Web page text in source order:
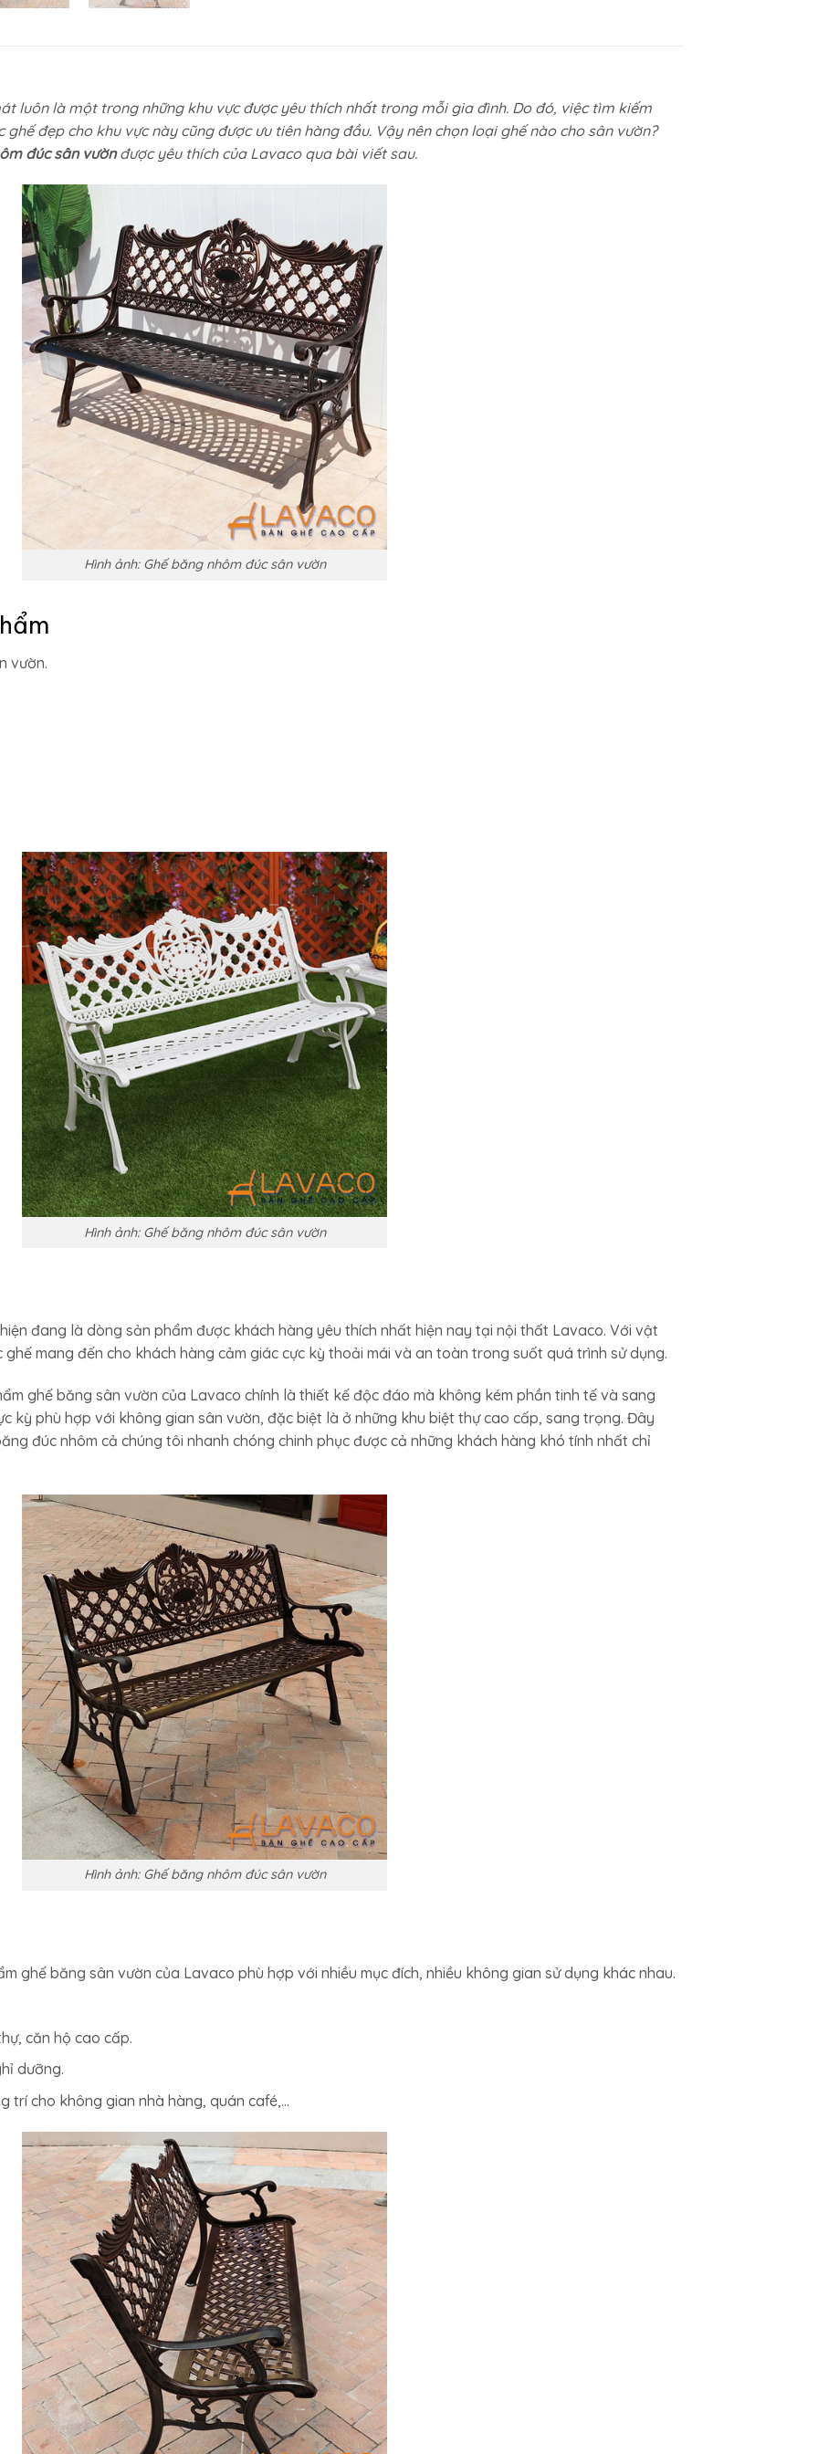
luôn là một trong những khu vực được yêu thích nhất trong mỗi gia đình. Do đó, việc tìm kiếm
đẹp cho khu vực này cũng được ưu tiên hàng đầu. Vậy nên chọn loại ghế nào cho sân vườn?
đúc sân vườnđược yêu thích của Lavaco qua bài viết sau.
Hình ảnh: Ghế băng nhôm đúc sân vườn
vườn.
Hình ảnh: Ghế băng nhôm đúc sân vườn
đang là dòng sản phẩm được khách hàng yêu thích nhất hiện nay tại nội thất Lavaco. Với vật
ghế mang đến cho khách hàng cảm giác cực kỳ thoải mái và an toàn trong suốt quá trình sử dụng.
ghế băng sân vườn của Lavaco chính là thiết kế độc đáo mà không kém phần tinh tế và sang
kỳ phù hợp với không gian sân vườn, đặc biệt là ở những khu biệt thự cao cấp, sang trọng. Đây
đúc nhôm cả chúng tôi nhanh chóng chinh phục được cả những khách hàng khó tính nhất chỉ
Hình ảnh: Ghế băng nhôm đúc sân vườn
ghế băng sân vườn của Lavaco phù hợp với nhiều mục đích, nhiều không gian sử dụng khác nhau.
căn hộ cao cấp.
dưỡng.
trí cho không gian nhà hàng, quán café,…